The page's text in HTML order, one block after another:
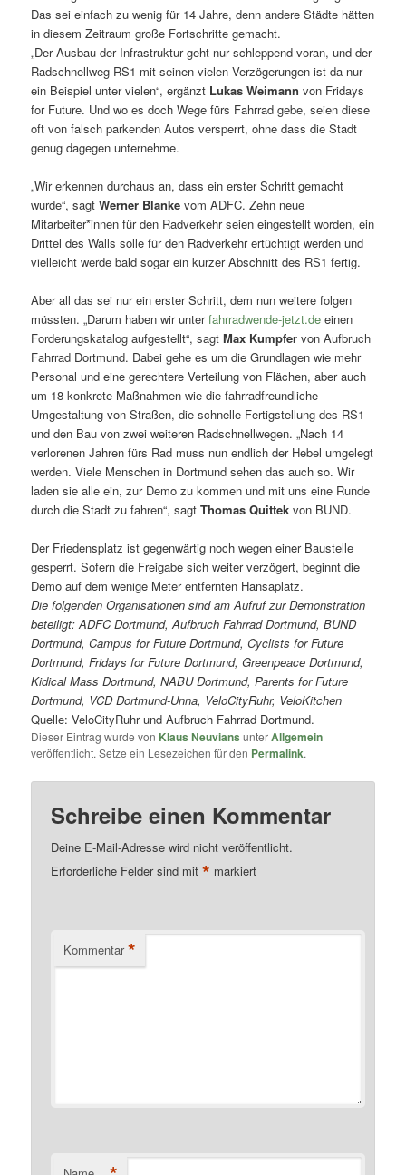
Das sei einfach zu wenig für 14 Jahre, denn andere Städte hätten
in diesem Zeitraum große Fortschritte gemacht.
„Der Ausbau der Infrastruktur geht nur schleppend voran, und der
Radschnellweg RS1 mit seinen vielen Verzögerungen ist da nur
ein Beispiel unter vielen“, ergänzt Lukas Weimann von Fridays
for Future. Und wo es doch Wege fürs Fahrrad gebe, seien diese
oft von falsch parkenden Autos versperrt, ohne dass die Stadt
genug dagegen unternehme.
„Wir erkennen durchaus an, dass ein erster Schritt gemacht
wurde“, sagtWerner Blanke vom ADFC. Zehn neue
Mitarbeiter*innen für den Radverkehr seien eingestellt worden, ein
Drittel des Walls solle für den Radverkehr ertüchtigt werden und
vielleicht werde bald sogar ein kurzer Abschnitt des RS1 fertig.
Aber all das sei nur ein erster Schritt, dem nun weitere folgen
müssten. „Darum haben wir unterfahrradwende-jetzt.de einen
Forderungskatalog aufgestellt“, sagtMax Kumpfer von Aufbruch
Fahrrad Dortmund. Dabei gehe es um die Grundlagen wie mehr
Personal und eine gerechtere Verteilung von Flächen, aber auch
um 18 konkrete Maßnahmen wie die fahrradfreundliche
Umgestaltung von Straßen, die schnelle Fertigstellung des RS1
und den Bau von zwei weiteren Radschnellwegen. „Nach 14
verlorenen Jahren fürs Rad muss nun endlich der Hebel umgelegt
werden. Viele Menschen in Dortmund sehen das auch so. Wir
laden sie alle ein, zur Demo zu kommen und mit uns eine Runde
durch die Stadt zu fahren“, sagtThomas Quittek von BUND.
Der Friedensplatz ist gegenwärtig noch wegen einer Baustelle
gesperrt. Sofern die Freigabe sich weiter verzögert, beginnt die
Demo auf dem wenige Meter entfernten Hansaplatz.
Die folgenden Organisationen sind am Aufruf zur Demonstration
beteiligt: ADFC Dortmund, Aufbruch Fahrrad Dortmund, BUND
Dortmund, Campus for Future Dortmund, Cyclists for Future
Dortmund, Fridays for Future Dortmund, Greenpeace Dortmund,
Kidical Mass Dortmund, NABU Dortmund, Parents for Future
Dortmund, VCD Dortmund-Unna, VeloCityRuhr, VeloKitchen
Quelle: VeloCityRuhr und Aufbruch Fahrrad Dortmund.
Dieser Eintrag wurde von Klaus Neuvians unterAllgemein
veröffentlicht. Setze ein Lesezeichen für den Permalink.
Schreibe einen Kommentar
Deine E-Mail-Adresse wird nicht veröffentlicht.
Erforderliche Felder sind mit* markiert
Kommentar *